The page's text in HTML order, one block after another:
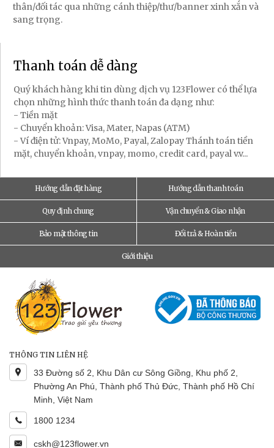
thân/đối tác qua những cánh thiệp/thư/banner xinh xắn và
sang trọng.
Thanh toán dễ dàng
Quý khách hàng khi tin dùng dịch vụ 123Flower có thể lựa
chọn những hình thức thanh toán đa dạng như:
- Tiền mặt
- Chuyển khoản: Visa, Mater, Napas (ATM)
- Ví điện tử: Vnpay, MoMo, Payal, Zalopay Thánh toán tiền
mặt, chuyển khoản, vnpay, momo, credit card, payal v.v...
Hướng dẫn đặt hàng Hướng dẫn thanh toán
Quy định chung Vận chuyển & Giao nhận
Bảo mật thông tin Đổi trả & Hoàn tiền
Giới thiệu
THÔNG TIN LIÊN HỆ
33 Đường số 2, Khu Dân cư Sông Giồng, Khu phố 2,
Phường An Phú, Thành phố Thủ Đức, Thành phố Hồ Chí
Minh, Việt Nam
1800 1234
cskh@123flower.vn